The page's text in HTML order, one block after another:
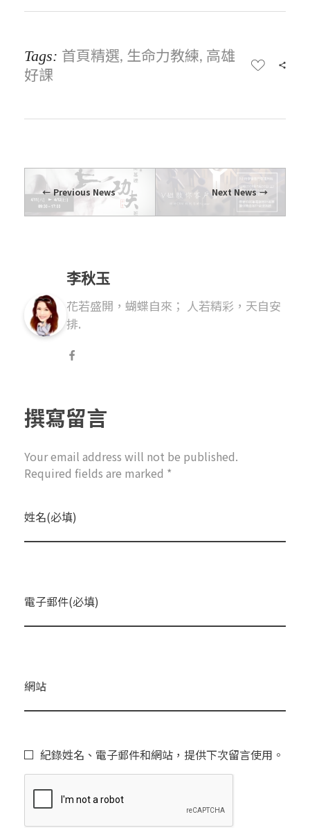
Tags: 首頁精選, 生命力教練, 高雄
好課
Previous News Next News
李秋玉
花若盛開，蝴蝶自來； 人若精彩，天自安
排.
撰寫留言
Your email address will not be published.
Required fields are marked *
姓名(必填)
電子郵件(必填)
網站
紀錄姓名、電子郵件和網站，提供下次留言使用。